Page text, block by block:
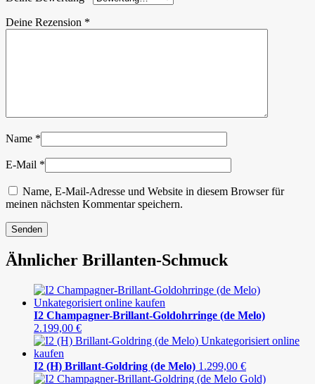
Deine Rezension *
Name *
E-Mail *
Name, E-Mail-Adresse und Website in diesem Browser für
meinen nächsten Kommentar speichern.
Ähnlicher Brillanten-Schmuck
I2 Champagner-Brillant-Goldohrringe (de Melo)
2.199,00 €
I2 (H) Brillant-Goldring (de Melo) 1.299,00 €